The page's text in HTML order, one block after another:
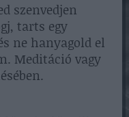
szenvedjen
tarts egy
ne hanyagold el
Meditáció vagy